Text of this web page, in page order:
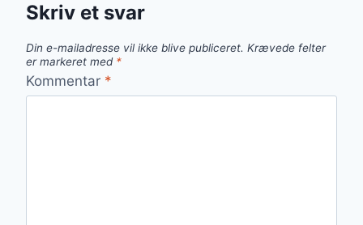
Skriv et svar
Din e-mailadresse vil ikke blive publiceret. Krævede felter
er markeret med *
Kommentar *